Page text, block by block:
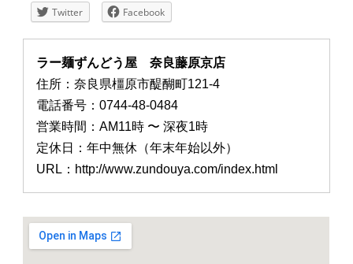
Twitter Facebook
ラー麺ずんどう屋 奈良藤原京店
住所：奈良県橿原市醍醐町121-4
電話番号：0744-48-0484
営業時間：AM11時 〜 深夜1時
定休日：年中無休（年末年始以外）
URL：http://www.zundouya.com/index.html